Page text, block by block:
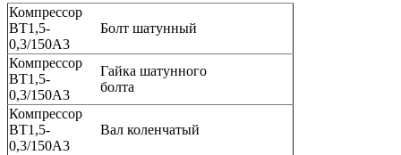
Компрессор
ВТ1,5-
0,3/150А3
Болт шатунный
Компрессор
ВТ1,5-
0,3/150А3
Гайка шатунного
болта
Компрессор
ВТ1,5-
0,3/150А3
Вал коленчатый